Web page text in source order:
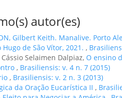
autor(es)
Gilbert Keith. Manalive. Porto
de São Vítor, 2021. ,
Selaimen Dalpiaz, O ensino
, Brasiliensis: v. 4 n. 7 (2015)
, Brasiliensis: v. 2 n. 3 (2013)
da Oração Eucarística II ,